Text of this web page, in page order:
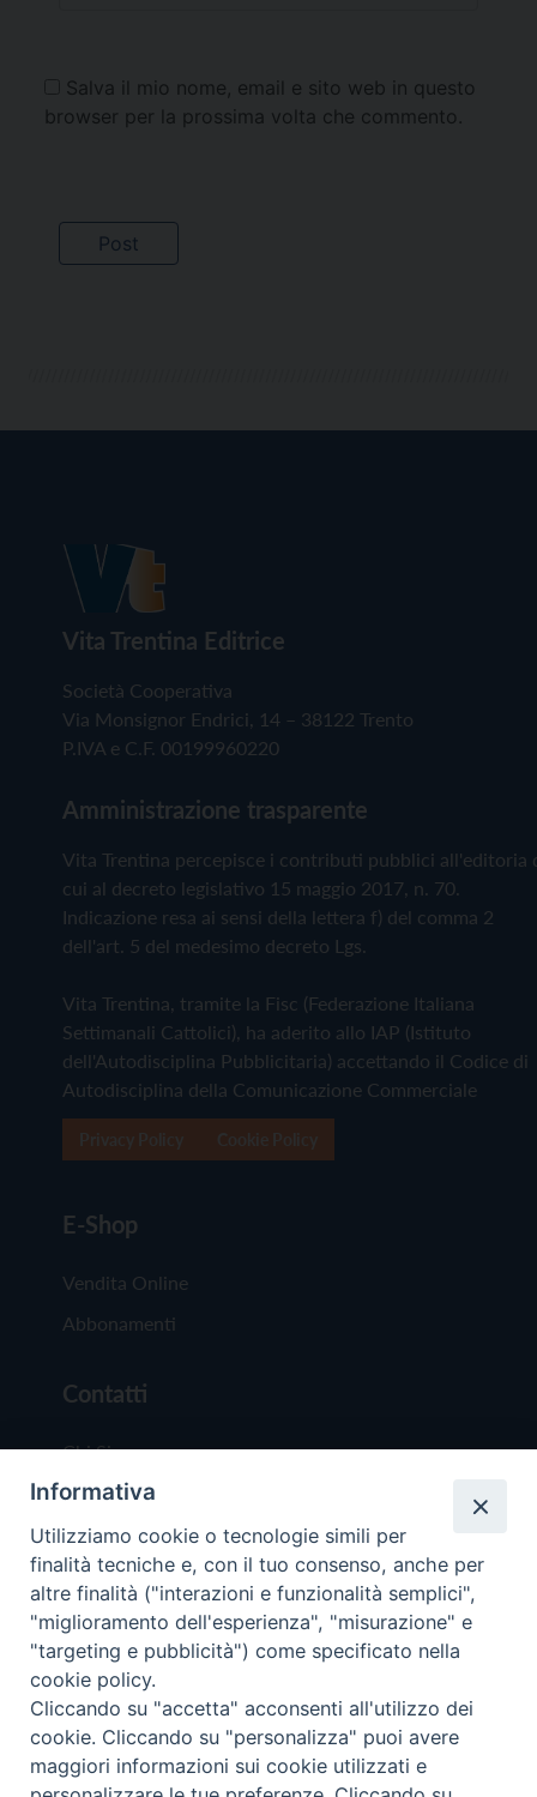
Salva il mio nome, email e sito web in questo
browser per la prossima volta che commento.
Vita Trentina Editrice
Società Cooperativa
Via Monsignor Endrici, 14 – 38122 Trento
P.IVA e C.F. 00199960220
Amministrazione trasparente
Vita Trentina percepisce i contributi pubblici all'editoria
cui al decreto legislativo 15 maggio 2017, n. 70.
Indicazione resa ai sensi della lettera f) del comma 2
dell'art. 5 del medesimo decreto Lgs.
Vita Trentina, tramite la Fisc (Federazione Italiana
Settimanali Cattolici), ha aderito allo IAP (Istituto
dell'Autodisciplina Pubblicitaria) accettando il Codice di
Autodisciplina della Comunicazione Commerciale
E-Shop
Vendita Online
Abbonamenti
Contatti
Chi Siamo
Redazione
Scrivici
Copyright © 2019 - Tutti i diritti riservati - Vita
Trentina Editrice
Privacy Policy
Informativa
Utilizziamo cookie o tecnologie simili per
finalità tecniche e, con il tuo consenso, anche per
altre finalità ("interazioni e funzionalità semplici",
"miglioramento dell'esperienza", "misurazione" e
"targeting e pubblicità") come specificato nella
cookie policy.
Cliccando su "accetta" acconsenti all'utilizzo dei
cookie. Cliccando su "personalizza" puoi avere
maggiori informazioni sui cookie utilizzati e